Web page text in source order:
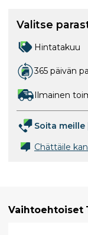
Valitse
Hintatakuu
365 päivän
Ilmainen
Soita meille
Chättäile
Vaihtoehtoiset